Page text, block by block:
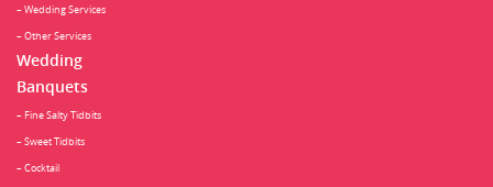
– Wedding Services
– Other Services
Wedding
Banquets
– Fine Salty Tidbits
– Sweet Tidbits
– Cocktail